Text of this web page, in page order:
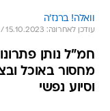
וואלה! ברנז'ה
עודכן לאחרונה: 15.10.2023 / 8:57
חמ"ל נותן
מחסור באוכל
וסיוע נפשי